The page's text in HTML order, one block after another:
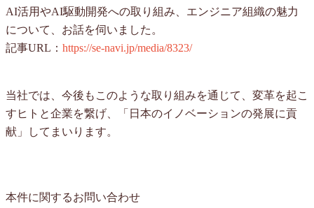
AI活用やAI駆動開発への取り組み、エンジニア組織の魅力
について、お話を伺いました。
記事URL： https://se-navi.jp/media/8323/
当社では、今後もこのような取り組みを通じて、変革を起こ
すヒトと企業を繋げ、「日本のイノベーションの発展に貢
献」してまいります。
本件に関するお問い合わせ